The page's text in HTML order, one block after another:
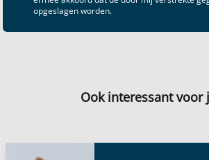
opgeslagen worden.
Ook interessant voor